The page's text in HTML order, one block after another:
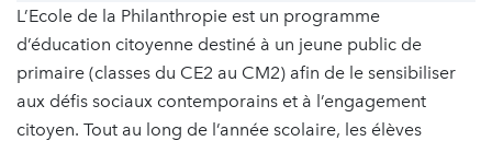
L’Ecole de la Philanthropie est un programme
d’éducation citoyenne destiné à un jeune public de
primaire (classes du CE2 au CM2) afin de le sensibiliser
aux défis sociaux contemporains et à l’engagement
citoyen. Tout au long de l’année scolaire, les élèves